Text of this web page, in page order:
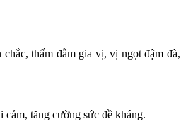
thấm đẫm gia vị, vị ngọt đậm đà,
tăng cường sức đề kháng.